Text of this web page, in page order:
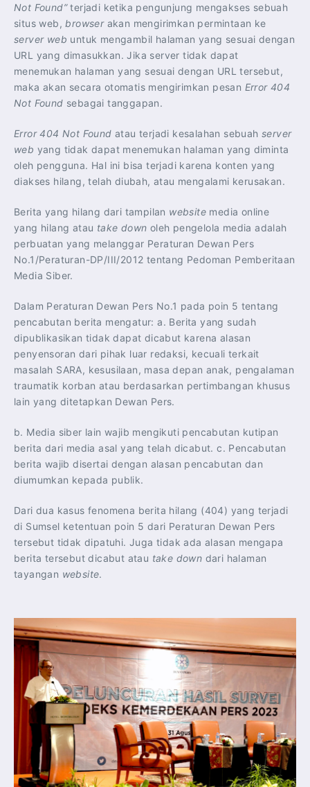
Not Found”terjadi ketika pengunjung mengakses sebuah
situs web, browser akan mengirimkan permintaan ke
server web untuk mengambil halaman yang sesuai dengan
URL yang dimasukkan. Jika server tidak dapat
menemukan halaman yang sesuai dengan URL tersebut,
maka akan secara otomatis mengirimkan pesan Error 404
Not Found sebagai tanggapan.
Error 404 Not Found atau terjadi kesalahan sebuahserver
web yang tidak dapat menemukan halaman yang diminta
oleh pengguna. Hal ini bisa terjadi karena konten yang
diakses hilang, telah diubah, atau mengalami kerusakan.
Berita yang hilang dari tampilan website media online
yang hilang atau take down oleh pengelola media adalah
perbuatan yang melanggar Peraturan Dewan Pers
No.1/Peraturan-DP/III/2012 tentang Pedoman Pemberitaan
Media Siber.
Dalam Peraturan Dewan Pers No.1 pada poin 5 tentang
pencabutan berita mengatur: a. Berita yang sudah
dipublikasikan tidak dapat dicabut karena alasan
penyensoran dari pihak luar redaksi, kecuali terkait
masalah SARA, kesusilaan, masa depan anak, pengalaman
traumatik korban atau berdasarkan pertimbangan khusus
lain yang ditetapkan Dewan Pers.
b. Media siber lain wajib mengikuti pencabutan kutipan
berita dari media asal yang telah dicabut. c. Pencabutan
berita wajib disertai dengan alasan pencabutan dan
diumumkan kepada publik.
Dari dua kasus fenomena berita hilang (404) yang terjadi
di Sumsel ketentuan poin 5 dari Peraturan Dewan Pers
tersebut tidak dipatuhi. Juga tidak ada alasan mengapa
berita tersebut dicabut atau take down dari halaman
tayangan website.